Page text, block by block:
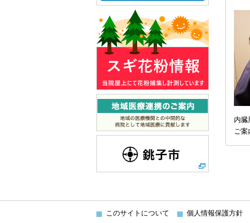
内臓
ご案
このサイトについて 個人情報保護方針